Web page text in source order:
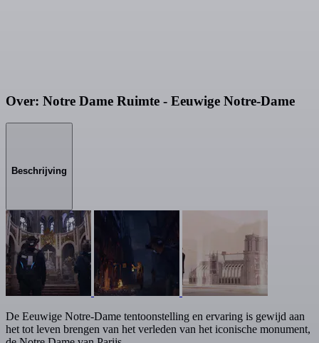
Over: Notre Dame Ruimte - Eeuwige Notre-Dame
Beschrijving
De Eeuwige Notre-Dame tentoonstelling en ervaring is gewijd aan
het tot leven brengen van het verleden van het iconische monument,